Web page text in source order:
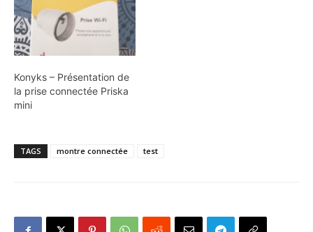
Konyks – Présentation de
la prise connectée Priska
mini
TAGS montre connectée test